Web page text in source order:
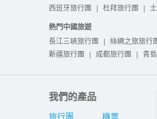
西班牙旅行團 | 杜拜旅行團 |
熱門中國旅遊
長江三峽旅行團 | 絲綢之旅旅行
新疆旅行團 | 成都旅行團 | 青
我們的產品
旅行團 機票